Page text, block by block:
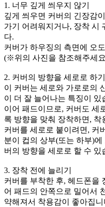
1. 너무 깊게 씌우지 않기
깊게 씌우면 커버의 긴장감
가기 어려워지거나, 장착 시
다.
커버가 하우징의 측면에 오
(※위의 사진을 참조해주세
2. 커버의 방향을 세로로 하기
이 커버는 세로와 가로로의
이 더 잘 늘어나는 특징이 있
이어 패드이므로, 커버도 세
록 방향을 맞춰 장착하면, 착
커버를 세로로 붙이려면, 커
분이 컵의 상부(또는 하부)
버의 방향을 세로로 할 수 있
3. 장착 전에 늘리기
커버를 부착한 후, 헤드폰을
어 패드의 안쪽으로 밀어서
약해져서 착용감이 좋아집